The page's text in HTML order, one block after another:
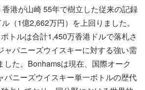
港が山崎 55年で樹立した従来の記録
（1億2,662万円）を上回りました。
トルは合計1,450万香港ドルで落札さ
ャパニーズウイスキーに対する強い需
した。Bonhamsは現在、国際オーク
パニーズウイスキー単一ボトルの歴代